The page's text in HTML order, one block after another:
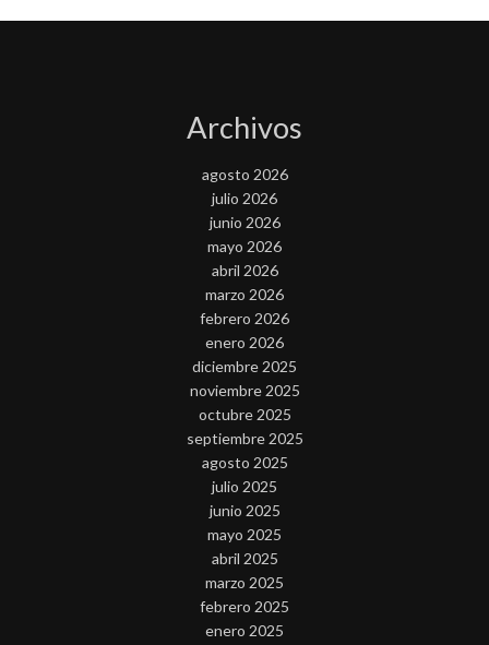
Archivos
agosto 2026
julio 2026
junio 2026
mayo 2026
abril 2026
marzo 2026
febrero 2026
enero 2026
diciembre 2025
noviembre 2025
octubre 2025
septiembre 2025
agosto 2025
julio 2025
junio 2025
mayo 2025
abril 2025
marzo 2025
febrero 2025
enero 2025